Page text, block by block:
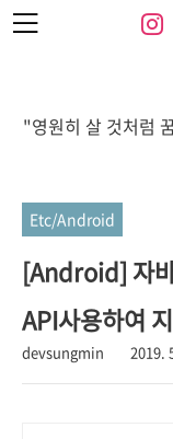
본문 바로가기
"영원히 살 것처럼
Etc/Android
[Android] 자
API사용하여
devsungmin 2019.